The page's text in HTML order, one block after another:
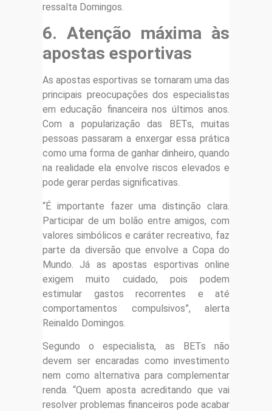
ressalta Domingos.
6. Atenção máxima às
apostas esportivas
As apostas esportivas se tornaram uma das
principais preocupações dos especialistas
em educação financeira nos últimos anos.
Com a popularização das BETs, muitas
pessoas passaram a enxergar essa prática
como uma forma de ganhar dinheiro, quando
na realidade ela envolve riscos elevados e
pode gerar perdas significativas.
“É importante fazer uma distinção clara.
Participar de um bolão entre amigos, com
valores simbólicos e caráter recreativo, faz
parte da diversão que envolve a Copa do
Mundo. Já as apostas esportivas online
exigem muito cuidado, pois podem
estimular gastos recorrentes e até
comportamentos compulsivos”, alerta
Reinaldo Domingos.
Segundo o especialista, as BETs não
devem ser encaradas como investimento
nem como alternativa para complementar
renda. “Quem aposta acreditando que vai
resolver problemas financeiros pode acabar